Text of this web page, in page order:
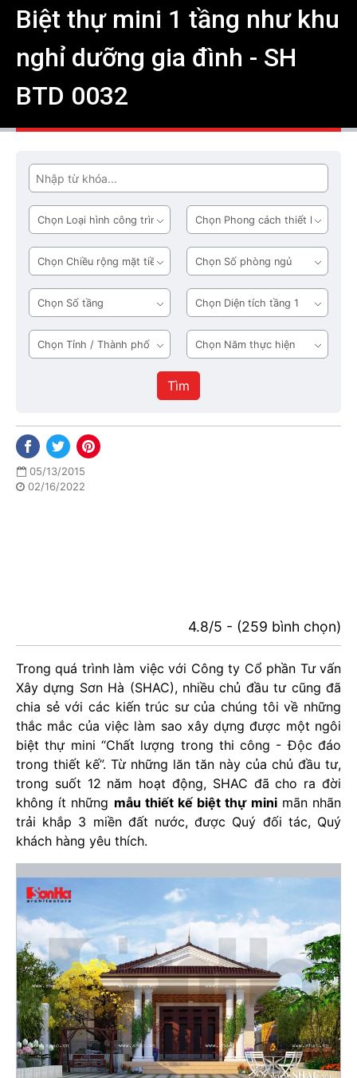
Biệt thự mini 1 tầng như khu
nghỉ dưỡng gia đình - SH
BTD 0032
Tìm
Loại
hình
công
trình
Phong
cách
thiết
kế
Chiều
rộng
mặt
tiền
Số
phòng
ngủ
Số
tầng
Diện
tích
tầng
1
Tỉnh
/
Năm
thực
hiện
Tìm
05/13/2015
02/16/2022
4.8/5 - (259 bình chọn)
Trong quá trình làm việc với Công ty Cổ phần Tư vấn
Xây dựng Sơn Hà (SHAC), nhiều chủ đầu tư cũng đã
chia sẻ với các kiến trúc sư của chúng tôi về những
thắc mắc của việc làm sao xây dựng được một ngôi
biệt thự mini “Chất lượng trong thi công - Độc đáo
trong thiết kế”. Từ những lăn tăn này của chủ đầu tư,
trong suốt 12 năm hoạt động, SHAC đã cho ra đời
không ít những mẫu thiết kế biệt thự minimãn nhãn
trải khắp 3 miền đất nước, được Quý đối tác, Quý
khách hàng yêu thích.